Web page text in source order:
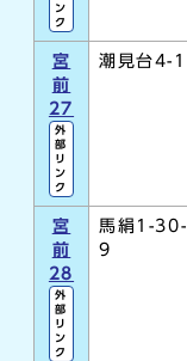
ン
ク
宮
前
27
外
部
リ
ン
ク
潮見台4-1
宮
前
28
外
部
リ
ン
ク
馬絹1-30-
9